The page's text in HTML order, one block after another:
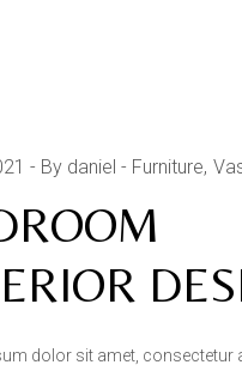
By daniel Furniture
dolor sit amet, consectetur